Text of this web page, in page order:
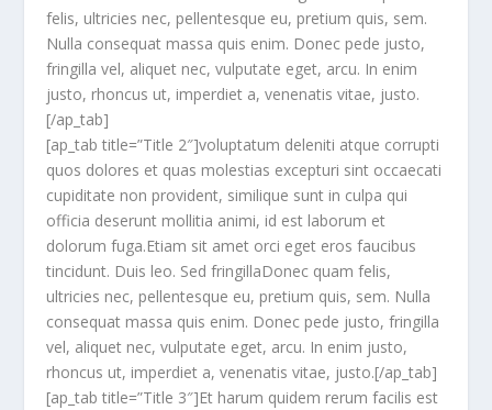
felis, ultricies nec, pellentesque eu, pretium quis, sem.
Nulla consequat massa quis enim. Donec pede justo,
fringilla vel, aliquet nec, vulputate eget, arcu. In enim
justo, rhoncus ut, imperdiet a, venenatis vitae, justo.
[/ap_tab]
[ap_tab title=”Title 2″]voluptatum deleniti atque corrupti
quos dolores et quas molestias excepturi sint occaecati
cupiditate non provident, similique sunt in culpa qui
officia deserunt mollitia animi, id est laborum et
dolorum fuga.Etiam sit amet orci eget eros faucibus
tincidunt. Duis leo. Sed fringillaDonec quam felis,
ultricies nec, pellentesque eu, pretium quis, sem. Nulla
consequat massa quis enim. Donec pede justo, fringilla
vel, aliquet nec, vulputate eget, arcu. In enim justo,
rhoncus ut, imperdiet a, venenatis vitae, justo.[/ap_tab]
[ap_tab title=”Title 3″]Et harum quidem rerum facilis est